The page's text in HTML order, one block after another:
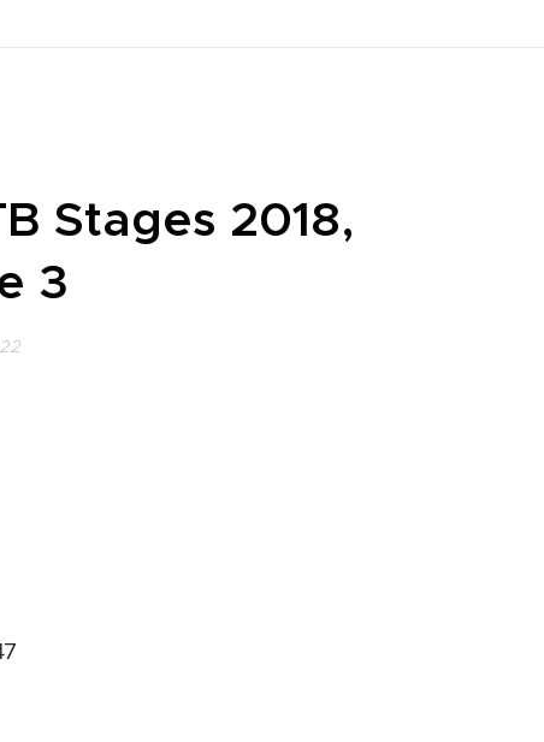
Stages 2018,
3